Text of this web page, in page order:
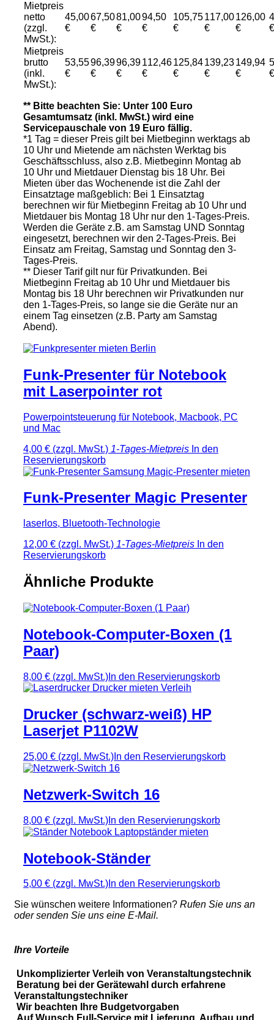
Mietpreis
netto
(zzgl.
MwSt.):
45,00
€
67,50
€
81,00
€
94,50
€
105,75
€
117,00
€
126,00
€
€
Mietpreis
brutto
(inkl.
MwSt.):
53,55
€
96,39
€
96,39
€
112,46
€
125,84
€
139,23
€
149,94
€
€
** Bitte beachten Sie: Unter 100 Euro
Gesamtumsatz (inkl. MwSt.) wird eine
Servicepauschale von 19 Euro fällig.
*1 Tag = dieser Preis gilt bei Mietbeginn werktags ab
10 Uhr und Mietende am nächsten Werktag bis
Geschäftsschluss, also z.B. Mietbeginn Montag ab
10 Uhr und Mietdauer Dienstag bis 18 Uhr. Bei
Mieten über das Wochenende ist die Zahl der
Einsatztage maßgeblich: Bei 1 Einsatztag
berechnen wir für Mietbeginn Freitag ab 10 Uhr und
Mietdauer bis Montag 18 Uhr nur den 1-Tages-Preis.
Werden die Geräte z.B. am Samstag UND Sonntag
eingesetzt, berechnen wir den 2-Tages-Preis. Bei
Einsatz am Freitag, Samstag und Sonntag den 3-
Tages-Preis.
** Dieser Tarif gilt nur für Privatkunden. Bei
Mietbeginn Freitag ab 10 Uhr und Mietdauer bis
Montag bis 18 Uhr berechnen wir Privatkunden nur
den 1-Tages-Preis, so lange sie die Geräte nur an
einem Tag einsetzen (z.B. Party am Samstag
Abend).
Funk-Presenter für Notebook
mit Laserpointer rot
Powerpointsteuerung für Notebook, Macbook, PC
und Mac
4,00 € (zzgl. MwSt.) 1-Tages-Mietpreis In den
Reservierungskorb
Funk-Presenter Magic Presenter
laserlos, Bluetooth-Technologie
12,00 € (zzgl. MwSt.) 1-Tages-Mietpreis In den
Reservierungskorb
Ähnliche Produkte
Notebook-Computer-Boxen (1
Paar)
8,00 € (zzgl. MwSt.) In den Reservierungskorb
Drucker (schwarz-weiß) HP
Laserjet P1102W
25,00 € (zzgl. MwSt.) In den Reservierungskorb
Netzwerk-Switch 16
8,00 € (zzgl. MwSt.) In den Reservierungskorb
Notebook-Ständer
5,00 € (zzgl. MwSt.) In den Reservierungskorb
Sie wünschen weitere Informationen? Rufen Sie uns an
oder senden Sie uns eine E-Mail.
Ihre Vorteile
Unkomplizierter Verleih von Veranstaltungstechnik
Beratung bei der Gerätewahl durch erfahrene
Veranstaltungstechniker
Wir beachten Ihre Budgetvorgaben
Auf Wunsch Full-Service mit Lieferung, Aufbau und